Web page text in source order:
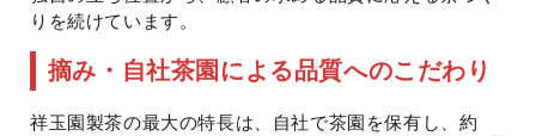
りを続けています。
摘み・自社茶園による品質へのこだわり
祥玉園製茶の最大の特長は、自社で茶園を保有し、約